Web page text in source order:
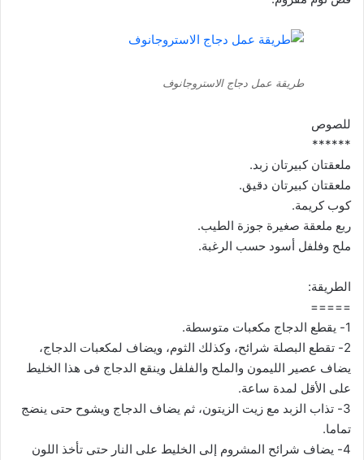
طريقة عمل دجاج الاستروجانوف
للصوص
******
ملعقتان كبيرتان زبد.
ملعقتان كبيرتان دقيق.
كوب كريمة.
ربع ملعقة صغيرة جوزة الطيب.
ملح وفلفل أسود حسب الرغبة.
الطريقة:
=====
1- يقطع الدجاج مكعبات متوسطة.
2- تقطع البصلة شرائح، وكذلك الثوم، ويضاف لمكعبات الدجاج،
يضاف عصير الليمون والملح والفلفل وينقع الدجاج فى هذا الخليط
على الأقل لمدة ساعة.
3- تذاب الزبد مع زيت الزيتون، ثم يضاف الدجاج ويشوح حتى ينضج
تماما.
4- يضاف شرائح المشروم إلى الخليط على النار حتى تأخذ اللون